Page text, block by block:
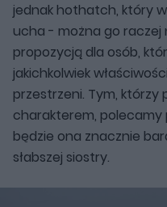
jednak hothatch, który
ucha - można go raczej
propozycją dla osób,
jakichkolwiek
przestrzeni. Tym, którzy
charakterem, polecamy
będzie ona znacznie
słabszej siostry.